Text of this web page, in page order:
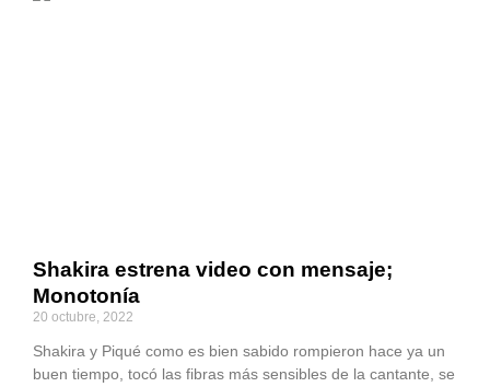
Shakira estrena video con mensaje;
Monotonía
20 octubre, 2022
Shakira y Piqué como es bien sabido rompieron hace ya un
buen tiempo, tocó las fibras más sensibles de la cantante, se